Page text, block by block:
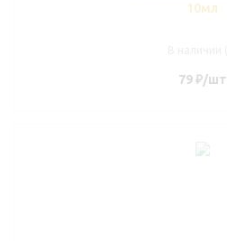
10мл
79₽/шт